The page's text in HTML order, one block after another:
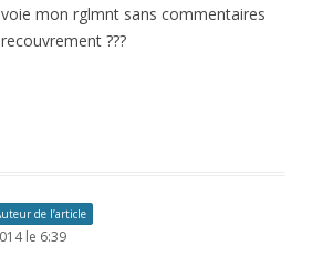
mon rglmnt sans commentaires
???
de l’article
le 6:39